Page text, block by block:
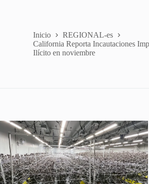
Inicio
REGIONAL-es
California Reporta Incautaciones
Ilícito en noviembre